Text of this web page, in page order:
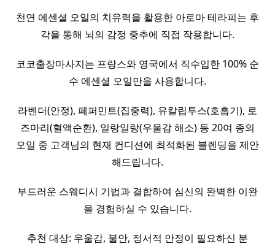
천연 에센셜 오일의 치유력을 활용한 아로마 테라피는 후
각을 통해 뇌의 감정 중추에 직접 작용합니다.
코코출장마사지는 프랑스와 영국에서 직수입한 100% 순
수 에센셜 오일만을 사용합니다.
라벤더(안정), 페퍼민트(집중력), 유칼립투스(호흡기), 로
즈마리(혈액순환), 일랑일랑(우울감 해소) 등 20여 종의
오일 중 고객님의 현재 컨디션에 최적화된 블렌딩을 제안
해드립니다.
부드러운 스웨디시 기법과 결합하여 심신의 완벽한 이완
을 경험하실 수 있습니다.
추천 대상: 우울감, 불안, 정서적 안정이 필요하신 분